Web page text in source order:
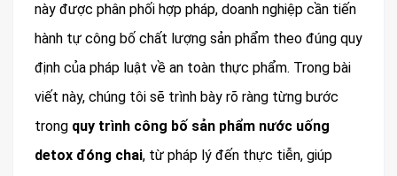
này được phân phối hợp pháp, doanh nghiệp cần tiến
hành tự công bố chất lượng sản phẩm theo đúng quy
định của pháp luật về an toàn thực phẩm. Trong bài
viết này, chúng tôi sẽ trình bày rõ ràng từng bước
trong quy trình công bố sản phẩm nước uống
detox đóng chai, từ pháp lý đến thực tiễn, giúp